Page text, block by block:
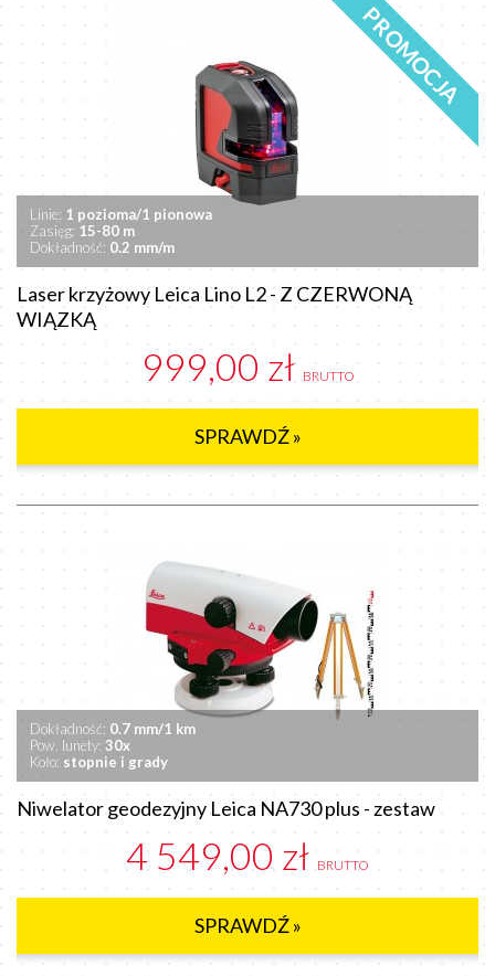
Linie: 1 pozioma/1 pionowa
Zasięg: 15-80 m
Dokładność: 0.2 mm/m
PROMOCJA
Laser krzyżowy Leica Lino L2 - Z CZERWONĄ
WIĄZKĄ
999,00 zł BRUTTO
SPRAWDŹ »
Dokładność: 0.7 mm/1 km
Pow. lunety: 30x
Koło: stopnie i grady
Niwelator geodezyjny Leica NA730 plus - zestaw
4 549,00 zł BRUTTO
SPRAWDŹ »